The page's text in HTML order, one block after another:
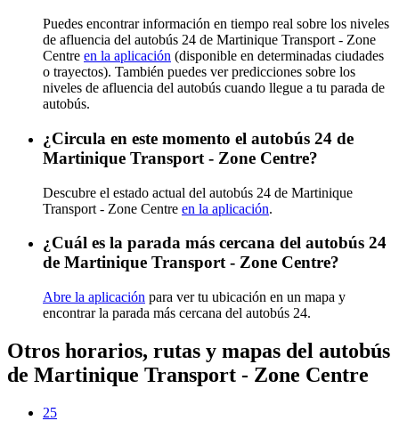
Puedes encontrar información en tiempo real sobre los niveles
de afluencia del autobús 24 de Martinique Transport - Zone
Centre en la aplicación (disponible en determinadas ciudades
o trayectos). También puedes ver predicciones sobre los
niveles de afluencia del autobús cuando llegue a tu parada de
autobús.
¿Circula en este momento el autobús 24 de
Martinique Transport - Zone Centre?
Descubre el estado actual del autobús 24 de Martinique
Transport - Zone Centre en la aplicación.
¿Cuál es la parada más cercana del autobús 24
de Martinique Transport - Zone Centre?
Abre la aplicación para ver tu ubicación en un mapa y
encontrar la parada más cercana del autobús 24.
Otros horarios, rutas y mapas del autobús
de Martinique Transport - Zone Centre
25